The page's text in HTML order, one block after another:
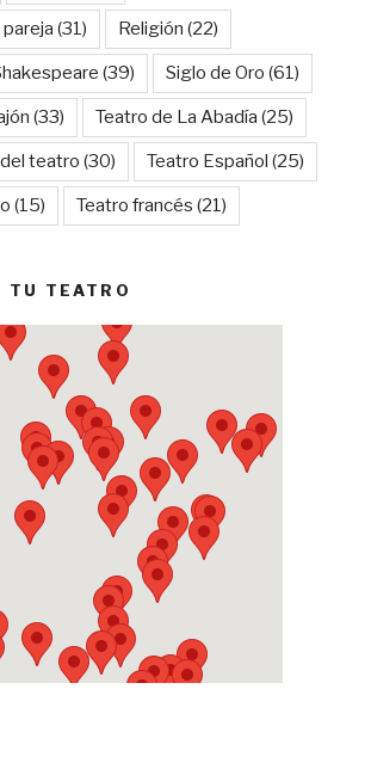
(31) Religión (22)
(39) Siglo de Oro (61)
(33) Teatro de La Abadía (25)
teatro (30) Teatro Español (25)
(15) Teatro francés (21)
TU TEATRO